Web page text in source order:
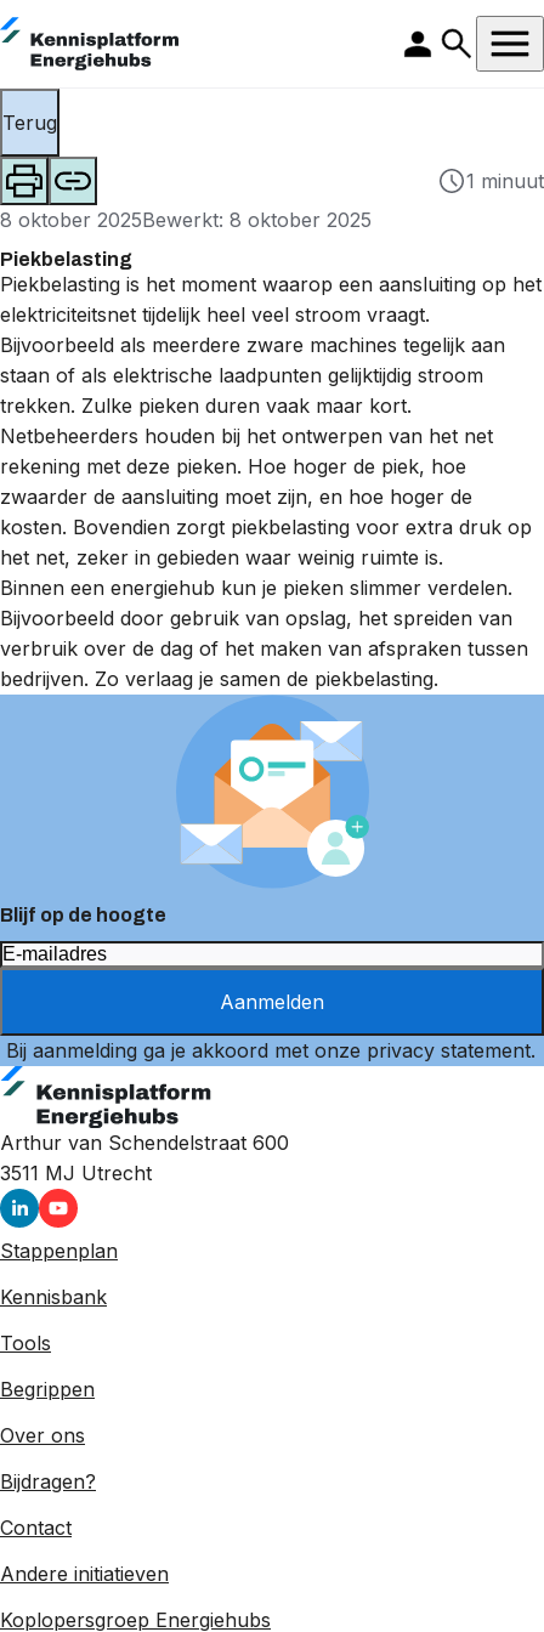
Terug
1 minuut
8 oktober 2025Bewerkt: 8 oktober 2025
Piekbelasting
Piekbelasting is het moment waarop een aansluiting op het
elektriciteitsnet tijdelijk heel veel stroom vraagt.
Bijvoorbeeld als meerdere zware machines tegelijk aan
staan of als elektrische laadpunten gelijktijdig stroom
trekken. Zulke pieken duren vaak maar kort.
Netbeheerders houden bij het ontwerpen van het net
rekening met deze pieken. Hoe hoger de piek, hoe
zwaarder de aansluiting moet zijn, en hoe hoger de
kosten. Bovendien zorgt piekbelasting voor extra druk op
het net, zeker in gebieden waar weinig ruimte is.
Binnen een energiehub kun je pieken slimmer verdelen.
Bijvoorbeeld door gebruik van opslag, het spreiden van
verbruik over de dag of het maken van afspraken tussen
bedrijven. Zo verlaag je samen de piekbelasting.
Blijf op de hoogte
Aanmelden
Bij aanmelding ga je akkoord met onze privacy statement.
Arthur van Schendelstraat 600
3511 MJ Utrecht
Stappenplan
Kennisbank
Tools
Begrippen
Over ons
Bijdragen?
Contact
Andere initiatieven
Koplopersgroep Energiehubs